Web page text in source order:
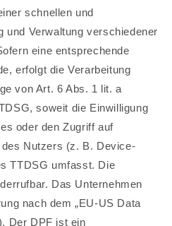
schnellen und
und Verwaltung verschiedener
eine entsprechende
erfolgt die Verarbeitung
von Art. 6 Abs. 1 lit. a
soweit die Einwilligung
oder den Zugriff auf
Nutzers (z. B. Device-
TTDSG umfasst. Die
Das Unternehmen
nach dem „EU-US Data
Der DPF ist ein